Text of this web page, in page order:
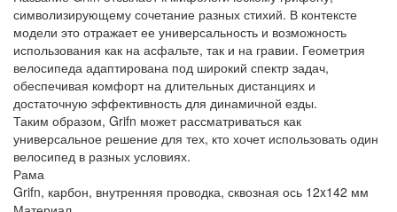
символизирующему сочетание разных стихий. В контексте
модели это отражает ее универсальность и возможность
использования как на асфальте, так и на гравии. Геометрия
велосипеда адаптирована под широкий спектр задач,
обеспечивая комфорт на длительных дистанциях и
достаточную эффективность для динамичной езды.
Таким образом, Grifn может рассматриваться как
универсальное решение для тех, кто хочет использовать один
велосипед в разных условиях.
Рама
Grifn, карбон, внутренняя проводка, сквозная ось 12x142 мм